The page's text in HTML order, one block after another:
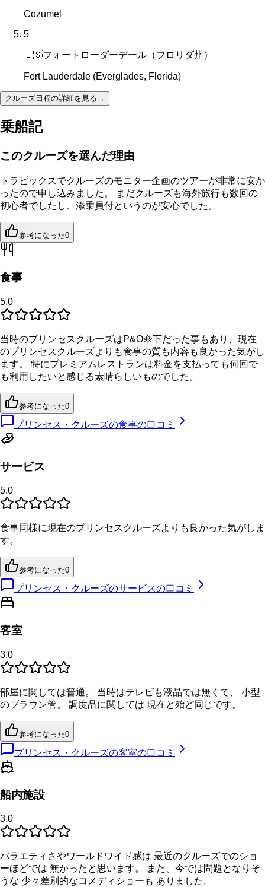
Cozumel
5
🇺🇸フォートローダーデール（フロリダ州）
Fort Lauderdale (Everglades, Florida)
クルーズ日程の詳細を見る →
乗船記
このクルーズを選んだ理由
トラピックスでクルーズのモニター企画のツアーが非常に安か
ったので申し込みました。 まだクルーズも海外旅行も数回の
初心者でしたし、添乗員付というのが安心でした。
参考になった0
食事
5.0
当時のプリンセスクルーズはP&O傘下だった事もあり、現在
のプリンセスクルーズよりも食事の質も内容も良かった気がし
ます。 特にプレミアムレストランは料金を支払っても何回で
も利用したいと感じる素晴らしいものでした。
参考になった0
プリンセス・クルーズの食事の口コミ
サービス
5.0
食事同様に現在のプリンセスクルーズよりも良かった気がしま
す。
参考になった0
プリンセス・クルーズのサービスの口コミ
客室
3.0
部屋に関しては普通。 当時はテレビも液晶では無くて、 小型
のブラウン管。 調度品に関しては 現在と殆ど同じです。
参考になった0
プリンセス・クルーズの客室の口コミ
船内施設
3.0
バラエティさやワールドワイド感は 最近のクルーズでのショ
ーほどでは 無かったと思います。 また、今では問題となりそ
うな 少々差別的なコメディショーも ありました。